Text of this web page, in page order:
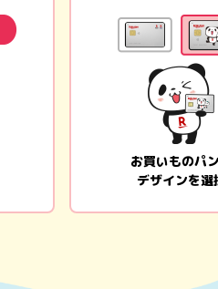
お買いものパ
デザインを選